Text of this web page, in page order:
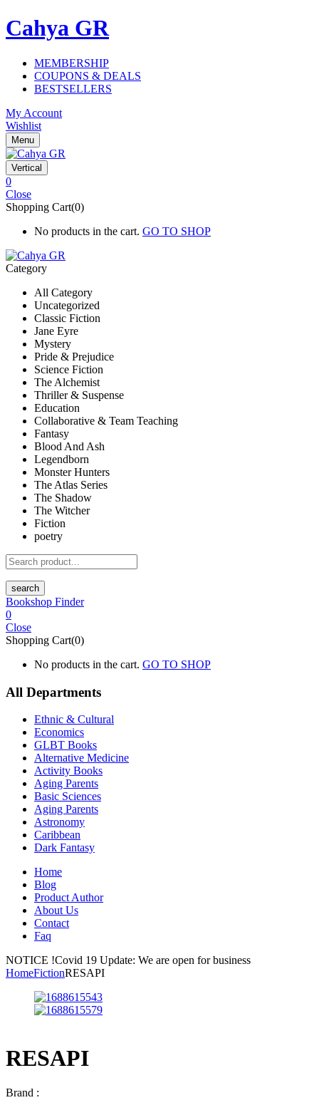
Cahya GR
MEMBERSHIP
COUPONS & DEALS
BESTSELLERS
My Account
Wishlist
Menu
Vertical
0
Close
Shopping Cart(0)
No products in the cart. GO TO SHOP
Category
All Category
Uncategorized
Classic Fiction
Jane Eyre
Mystery
Pride & Prejudice
Science Fiction
The Alchemist
Thriller & Suspense
Education
Collaborative & Team Teaching
Fantasy
Blood And Ash
Legendborn
Monster Hunters
The Atlas Series
The Shadow
The Witcher
Fiction
poetry
search
Bookshop Finder
0
Close
Shopping Cart(0)
No products in the cart. GO TO SHOP
All Departments
Ethnic & Cultural
Economics
GLBT Books
Alternative Medicine
Activity Books
Aging Parents
Basic Sciences
Aging Parents
Astronomy
Caribbean
Dark Fantasy
Home
Blog
Product Author
About Us
Contact
Faq
NOTICE !Covid 19 Update: We are open for business
HomeFictionRESAPI
RESAPI
Brand :